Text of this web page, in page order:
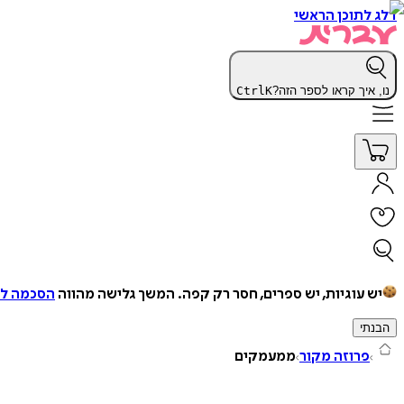
דלג לתוכן הראשי
נו, איך קראו לספר הזה? CtrlK
יש עוגיות, יש ספרים, חסר רק קפה. המשך גלישה מהווה הסכמה
הבנתי
פרוזה מקור ממעמקים